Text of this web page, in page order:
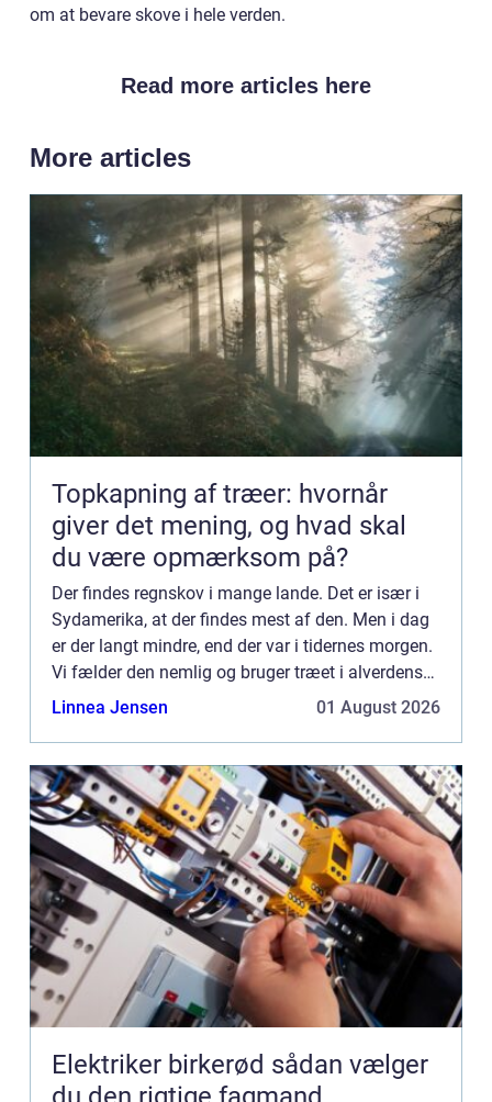
om at bevare skove i hele verden.
Read more articles here
More articles
Topkapning af træer: hvornår
giver det mening, og hvad skal
du være opmærksom på?
Der findes regnskov i mange lande. Det er især i
Sydamerika, at der findes mest af den. Men i dag
er der langt mindre, end der var i tidernes morgen.
Vi fælder den nemlig og bruger træet i alverdens
forskellige slags produktioner og byggerier.
Linnea Jensen 01 August 2026
Elektriker birkerød sådan vælger